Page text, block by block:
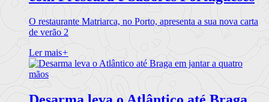
O restaurante Matriarca, no Porto, apresenta a sua nova carta
de verão 2
Ler mais+